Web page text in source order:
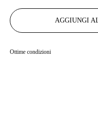
AGGIUNGI
Ottime condizioni